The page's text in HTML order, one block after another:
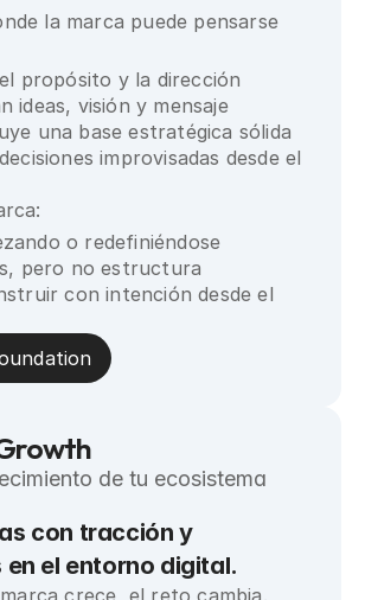
la marca puede pensarse
propósito y la dirección
ideas, visión y mensaje
una base estratégica sólida
improvisadas desde el
o redefiniéndose
pero no estructura
con intención desde el
de tu ecosistema
con tracción y
el entorno digital.
crece, el reto cambia.